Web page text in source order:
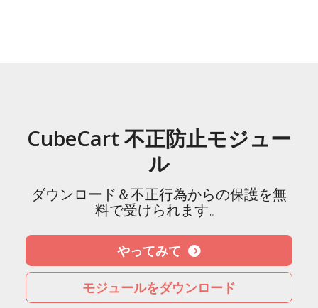
CubeCart 不正防止モジュー
ル
ダウンロード＆不正行為からの保護を無
料で受けられます。
やってみて
モジュールをダウンロード